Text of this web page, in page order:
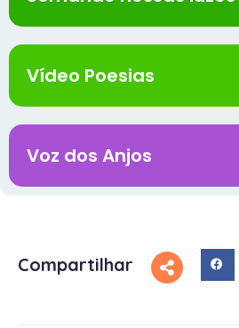
Vídeo Poesias
Voz dos Anjos
Compartilhar